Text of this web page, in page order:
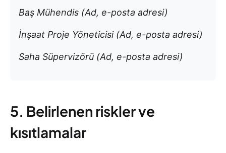
Baş Mühendis (Ad, e-posta adresi)
İnşaat Proje Yöneticisi (Ad, e-posta adresi)
Saha Süpervizörü (Ad, e-posta adresi)
5. Belirlenen riskler ve
kısıtlamalar